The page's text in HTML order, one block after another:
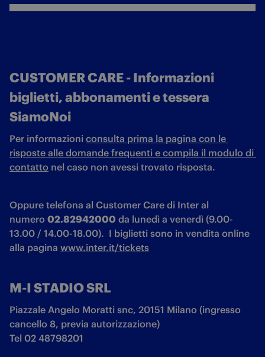
CUSTOMER CARE - Informazioni
biglietti, abbonamenti e tessera
SiamoNoi
Per informazioni consulta prima la pagina con le
risposte alle domande frequenti e compila il modulo di
contatto nel caso non avessi trovato risposta.
Oppure telefona al Customer Care di Inter al
numero 02.82942000 da lunedì a venerdì (9.00-
13.00 / 14.00-18.00).  I biglietti sono in vendita online
alla pagina www.inter.it/tickets
M-I STADIO SRL
Piazzale Angelo Moratti snc, 20151 Milano (ingresso
cancello 8, previa autorizzazione)
Tel 02 48798201